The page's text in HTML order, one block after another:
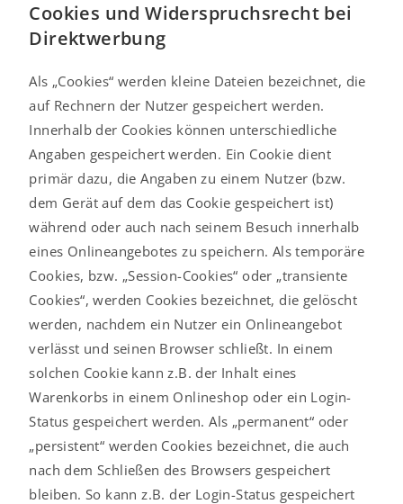
Cookies und Widerspruchsrecht bei
Direktwerbung
Als „Cookies“ werden kleine Dateien bezeichnet, die
auf Rechnern der Nutzer gespeichert werden.
Innerhalb der Cookies können unterschiedliche
Angaben gespeichert werden. Ein Cookie dient
primär dazu, die Angaben zu einem Nutzer (bzw.
dem Gerät auf dem das Cookie gespeichert ist)
während oder auch nach seinem Besuch innerhalb
eines Onlineangebotes zu speichern. Als temporäre
Cookies, bzw. „Session-Cookies“ oder „transiente
Cookies“, werden Cookies bezeichnet, die gelöscht
werden, nachdem ein Nutzer ein Onlineangebot
verlässt und seinen Browser schließt. In einem
solchen Cookie kann z.B. der Inhalt eines
Warenkorbs in einem Onlineshop oder ein Login-
Status gespeichert werden. Als „permanent“ oder
„persistent“ werden Cookies bezeichnet, die auch
nach dem Schließen des Browsers gespeichert
bleiben. So kann z.B. der Login-Status gespeichert